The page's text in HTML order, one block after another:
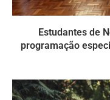
Estudantes de
programação